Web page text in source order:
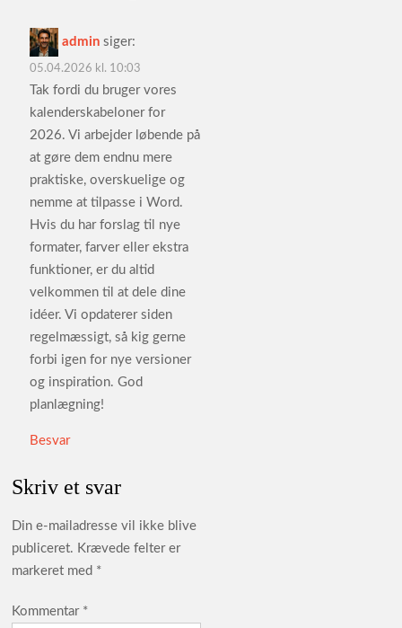
admin siger:
05.04.2026 kl. 10:03
Tak fordi du bruger vores
kalenderskabeloner for
2026. Vi arbejder løbende på
at gøre dem endnu mere
praktiske, overskuelige og
nemme at tilpasse i Word.
Hvis du har forslag til nye
formater, farver eller ekstra
funktioner, er du altid
velkommen til at dele dine
idéer. Vi opdaterer siden
regelmæssigt, så kig gerne
forbi igen for nye versioner
og inspiration. God
planlægning!
Besvar
Skriv et svar
Din e-mailadresse vil ikke blive
publiceret. Krævede felter er
markeret med *
Kommentar *